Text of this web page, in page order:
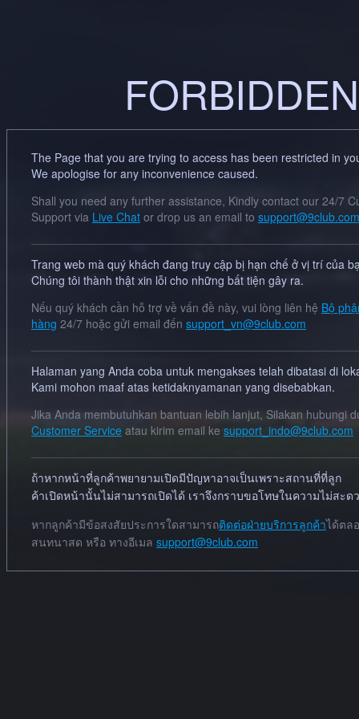
The Page that you are trying to access has been restricted in
We apologise for any inconvenience caused.
Shall you need any further assistance, Kindly contact our 24/7
Support via Live Chat or drop us an email to support@9club.com
Trang web mà quý khách đang truy cập bị hạn chế ở vị trí của
Chúng tôi thành thật xin lỗi cho những bất tiện gây ra.
Nếu quý khách cần hỗ trợ về vấn đề này, vui lòng liên hệ Bộ
hàng 24/7 hoặc gửi email đến support_vn@9club.com
Halaman yang Anda coba untuk mengakses telah dibatasi di
Kami mohon maaf atas ketidaknyamanan yang disebabkan.
Jika Anda membutuhkan bantuan lebih lanjut, Silakan hubungi
Customer Service atau kirim email ke support_indo@9club.com
ถ้าหากหน้าที่ลูกค้าพยายามเปิดมีปัญหาอาจเป็นเพราะสถานที่ที่ลูก
ค้าเปิดหน้านั้นไม่สามารถเปิดได้ เราจึงกราบขอโทษในความไม่สะ
หากลูกค้ามีข้อสงสัยประการใดสามารถติดต่อฝ่ายบริการลูกค้าได้ตล
สนทนาสด หรือ ทางอีเมล support@9club.com